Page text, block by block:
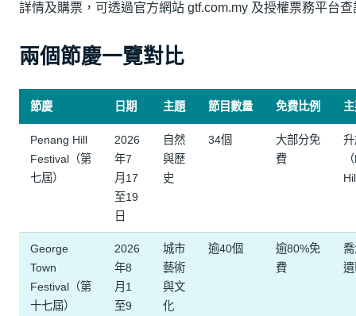
詳情及購票，可透過官方網站 gtf.com.my 及授權票務平台查
兩個節慶一覽對比
節慶 日期 主題 節目數量 免費比例
Penang Hill
Festival（第
七屆）
2026
年7
月17
至19
日
自然
與歷
史
34個
大部分免
費
George
Town
Festival（第
十七屆）
2026
年8
月1
至9
城市
藝術
與文
化
逾40個
逾80%免
費